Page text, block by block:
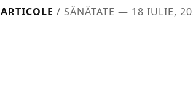
ARTICOLE / SĂNĂTATE — 18 IULIE,